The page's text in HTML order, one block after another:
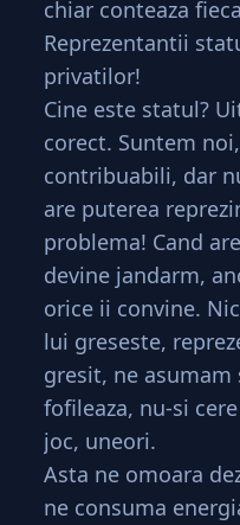
chiar conteaza
Reprezentantii
privatilor!
Cine este statul?
corect. Suntem
contribuabili, dar
are puterea
problema! Cand
devine jandarm,
orice ii convine.
lui greseste,
gresit, ne
fofileaza, nu-si
joc, uneori.
Asta ne omoara
ne consuma